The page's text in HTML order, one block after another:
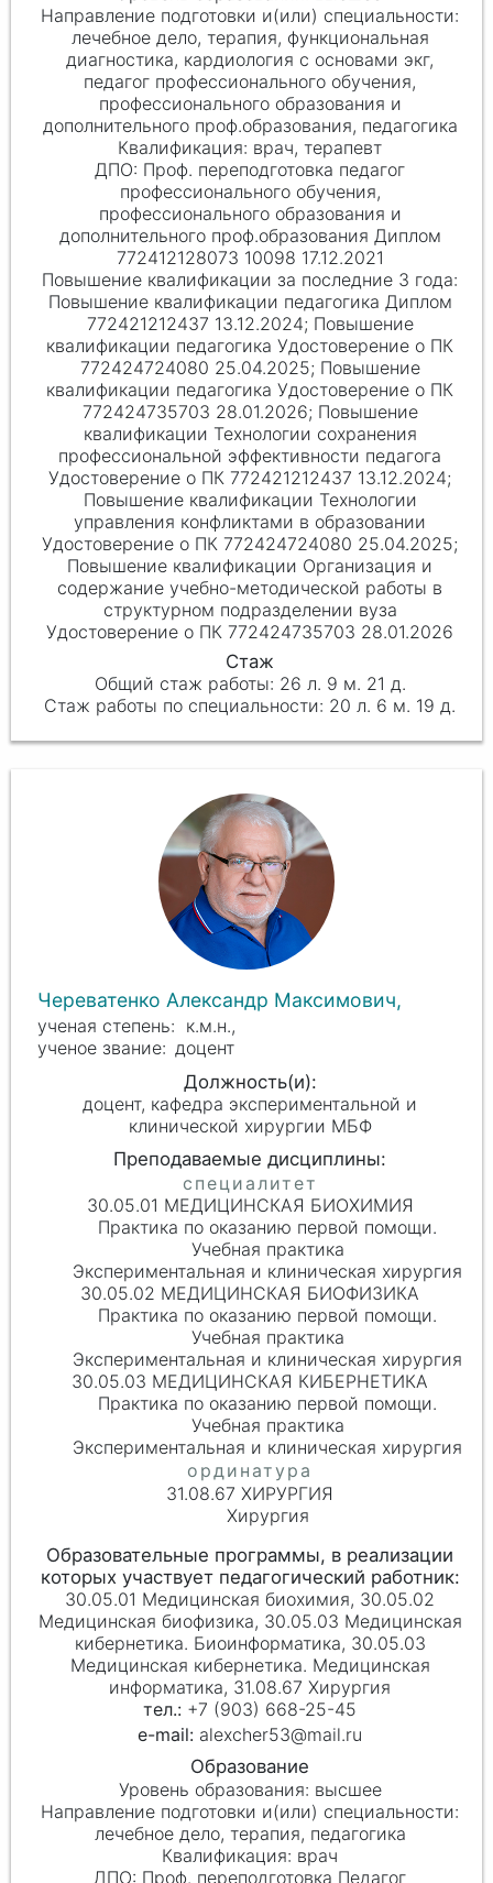
лечебное дело, терапия, функциональная
диагностика, кардиология с основами экг,
педагог профессионального обучения,
профессионального образования и
дополнительного проф.образования, педагогика
врач, терапевт
Проф. переподготовка педагог
профессионального обучения,
профессионального образования и
дополнительного проф.образования Диплом
772412128073 10098 17.12.2021
Повышение квалификации педагогика Диплом
772421212437 13.12.2024; Повышение
квалификации педагогика Удостоверение о ПК
772424724080 25.04.2025; Повышение
квалификации педагогика Удостоверение о ПК
772424735703 28.01.2026; Повышение
квалификации Технологии сохранения
профессиональной эффективности педагога
Удостоверение о ПК 772421212437 13.12.2024;
Повышение квалификации Технологии
управления конфликтами в образовании
Удостоверение о ПК 772424724080 25.04.2025;
Повышение квалификации Организация и
содержание учебно-методической работы в
структурном подразделении вуза
Удостоверение о ПК 772424735703 28.01.2026
26 л. 9 м. 21 д.
20 л. 6 м. 19 д.
Череватенко Александр Максимович,
к.м.н.,
доцент
доцент, кафедра экспериментальной и
клинической хирургии МБФ
30.05.01 МЕДИЦИНСКАЯ БИОХИМИЯ
Практика по оказанию первой помощи.
Учебная практика
Экспериментальная и клиническая хирургия
30.05.02 МЕДИЦИНСКАЯ БИОФИЗИКА
Практика по оказанию первой помощи.
Учебная практика
Экспериментальная и клиническая хирургия
30.05.03 МЕДИЦИНСКАЯ КИБЕРНЕТИКА
Практика по оказанию первой помощи.
Учебная практика
Экспериментальная и клиническая хирургия
31.08.67 ХИРУРГИЯ
Хирургия
30.05.01 Медицинская биохимия, 30.05.02
Медицинская биофизика, 30.05.03 Медицинская
кибернетика. Биоинформатика, 30.05.03
Медицинская кибернетика. Медицинская
информатика, 31.08.67 Хирургия
+7 (903) 668-25-45
alexcher53@mail.ru
высшее
лечебное дело, терапия, педагогика
врач
Проф. переподготовка Педагог